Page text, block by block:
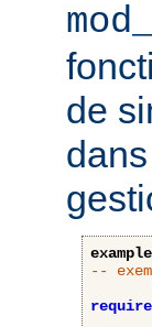
de
example
--
require